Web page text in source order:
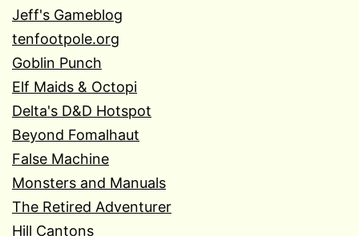
Jeff's Gameblog
tenfootpole.org
Goblin Punch
Elf Maids & Octopi
Delta's D&D Hotspot
Beyond Fomalhaut
False Machine
Monsters and Manuals
The Retired Adventurer
Hill Cantons